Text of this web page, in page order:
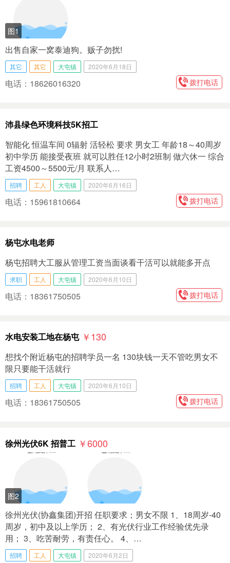
图1
出售自家一窝泰迪狗。贩子勿扰!
其它 其它 大屯镇 2020年6月18日
电话：18626016320 拨打电话
沛县绿色环境科技5K招工
智能化 恒温车间 0辐射 活轻松 要求 男女工 年龄18～40周岁
初中学历 能接受夜班 就可以胜任12小时2班制 做六休一 综合
工资4500～5500元/月 联系人…
招聘 工人 大屯镇 2020年6月16日
电话：15961810664 拨打电话
杨屯水电老师
杨屯招聘大工服从管理工资当面谈看干活可以就能多开点
求职 工人 大屯镇 2020年6月10日
电话：18361750505 拨打电话
水电安装工地在杨屯 ￥130
想找个附近杨屯的招聘学员一名 130块钱一天不管吃男女不
限只要能干活就行
招聘 工人 大屯镇 2020年6月10日
电话：18361750505 拨打电话
徐州光伏6K 招普工 ￥6000
图2
徐州光伏(协鑫集团)开招 任职要求；男女不限 1、18周岁-40
周岁，初中及以上学历； 2、有光伏行业工作经验优先录
用； 3、吃苦耐劳，有责任心。 4、…
招聘 工人 大屯镇 2020年6月2日